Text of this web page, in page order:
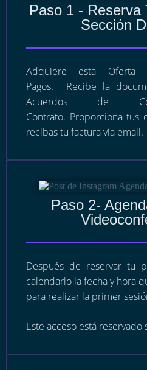
Paso 1 - Reserva
Sección
Adquiere esta
Pagos. Recibe la
Acuerdos de
Contrato. Proporciona tus
recibas tu factura vía email.
Paso 2-
Después de reservar tu
calendario la fecha y hora
para realizar la primer
Este acceso está